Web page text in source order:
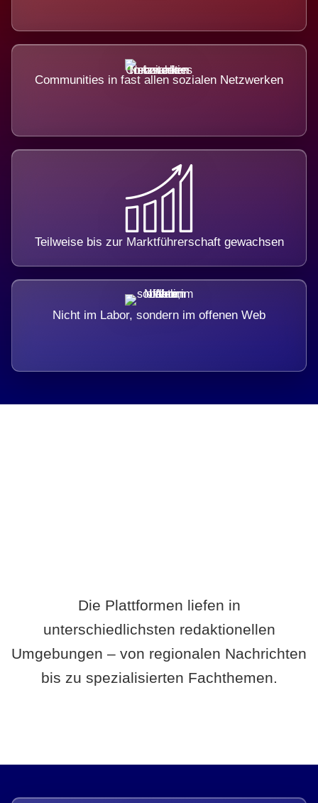
Communities in fast allen sozialen Netzwerken
Teilweise bis zur Marktführerschaft gewachsen
Nicht im Labor, sondern im offenen Web
Die Plattformen liefen in
unterschiedlichsten redaktionellen
Umgebungen – von regionalen Nachrichten
bis zu spezialisierten Fachthemen.